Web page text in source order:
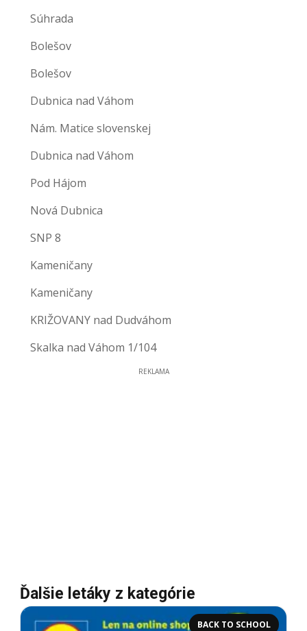
Súhrada
Bolešov
Bolešov
Dubnica nad Váhom
Nám. Matice slovenskej
Dubnica nad Váhom
Pod Hájom
Nová Dubnica
SNP 8
Kameničany
Kameničany
KRIŽOVANY nad Dudváhom
Skalka nad Váhom 1/104
REKLAMA
Ďalšie letáky z kategórie
BACK TO SCHOOL